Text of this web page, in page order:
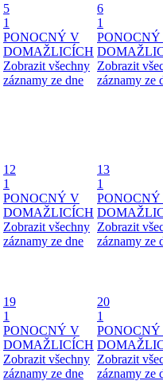
5
1
PONOCNÝ V
DOMAŽLICÍCH
Zobrazit všechny
záznamy ze dne
6
1
Zobrazit
záznamy ze
12
1
PONOCNÝ V
DOMAŽLICÍCH
Zobrazit všechny
záznamy ze dne
13
1
Zobrazit
záznamy ze
19
1
PONOCNÝ V
DOMAŽLICÍCH
Zobrazit všechny
záznamy ze dne
20
1
Zobrazit
záznamy ze